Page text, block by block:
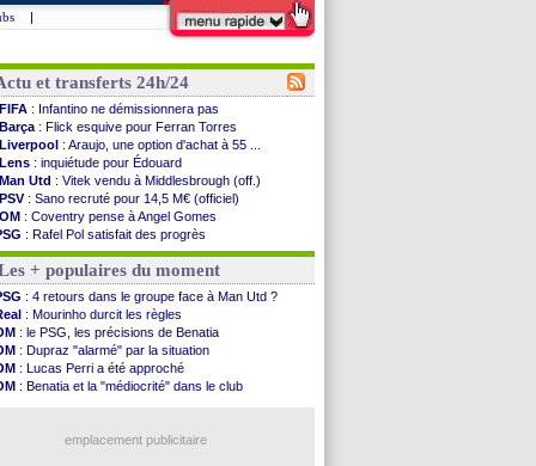
|
et transferts 24h/24
FIFA : Infantino ne démissionnera pas
Barça : Flick esquive pour Ferran Torres
Liverpool : Araujo, une option d'achat à 55 ...
Lens : inquiétude pour Édouard
Man Utd : Vitek vendu à Middlesbrough (off.)
PSV : Sano recruté pour 14,5 M€ (officiel)
OM : Coventry pense à Angel Gomes
: Rafel Pol satisfait des progrès
: le Barça vainqueur puis battu
: Calhanoglu prêt à prolonger
: Abdelmonem veut rester
: le classement complet
: les résultats de la soirée
: Le Havre renversé par Oviedo
: Nice battu aux tirs au but
: Ivanovic proche de Lens
: Dupraz "alarmé" par la situation
: le Real bat Ferencvaros
+ populaires du moment
: 4 retours dans le groupe face à Man Utd ?
: Mourinho durcit les règles
: le PSG, les précisions de Benatia
: Dupraz "alarmé" par la situation
: Lucas Perri a été approché
: Benatia et la "médiocrité" dans le club
emplacement publicitaire